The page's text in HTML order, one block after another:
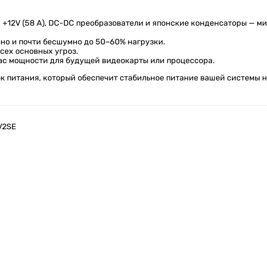
(58 А), DC-DC преобразователи и японские конденсаторы —
и почти бесшумно до 50–60% нагрузки.
основных угроз.
мощности для будущей видеокарты или процессора.
питания, который обеспечит стабильное питание вашей системы